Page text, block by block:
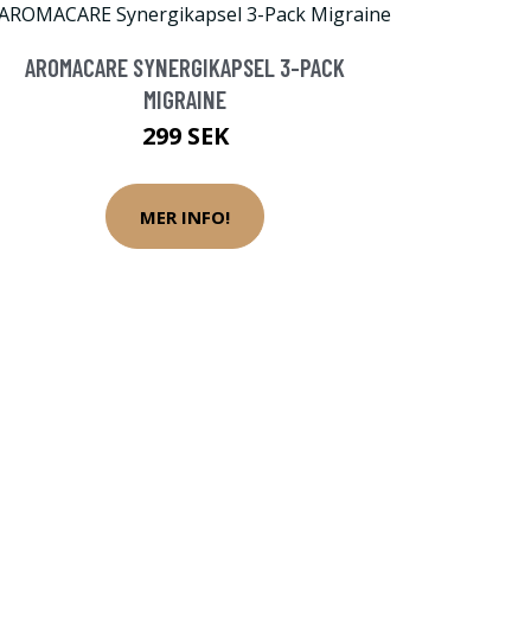
AROMACARE SYNERGIKAPSEL 3-PACK
MIGRAINE
299 SEK
MER INFO!